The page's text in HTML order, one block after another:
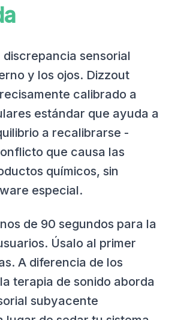
discrepancia sensorial
y los ojos. Dizzout
calibrado a
estándar que ayuda a
a recalibrarse -
que causa las
químicos, sin
especial.
de 90 segundos para la
Úsalo al primer
A diferencia de los
terapia de sonido aborda
subyacente